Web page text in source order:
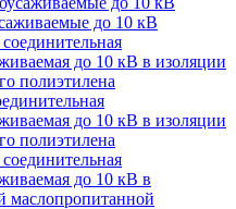
до 10 кВ
до 10 кВ в изоляции
полиэтилена